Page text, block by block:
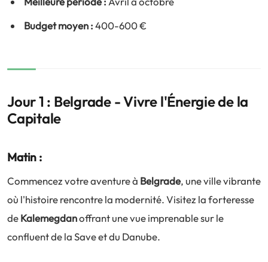
Budget moyen :400-600 €
Jour 1 : Belgrade - Vivre l'Énergie de la
Capitale
Matin :
Commencez votre aventure à Belgrade, une ville vibrante
où l'histoire rencontre la modernité. Visitez la forteresse
deKalemegdanoffrant une vue imprenable sur le
confluent de la Save et du Danube.